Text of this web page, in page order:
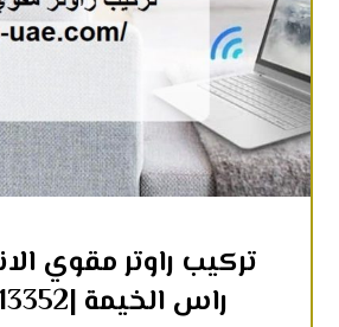
تركيب راوتر مقوي
راس الخيمة |0566713352